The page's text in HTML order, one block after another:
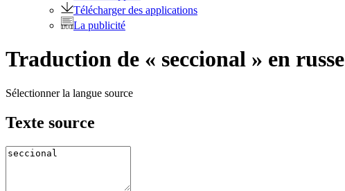
Télécharger des applications
La publicité
Traduction de « seccional » en russe
Sélectionner la langue source
Texte source